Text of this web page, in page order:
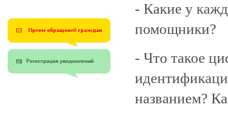
- Какие у
помощники?
- Что такое
названием?